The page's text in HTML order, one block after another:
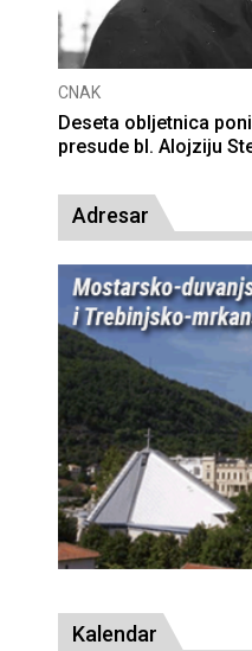
CNAK
Deseta obljetnica
presude bl. Alojziju
Adresar
Kalendar